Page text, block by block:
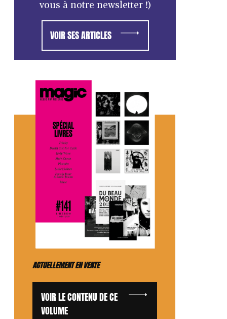
vous à notre newsletter !)
VOIR SES ARTICLES
ACTUELLEMENT EN VENTE
VOIR LE CONTENU DE CE
VOLUME